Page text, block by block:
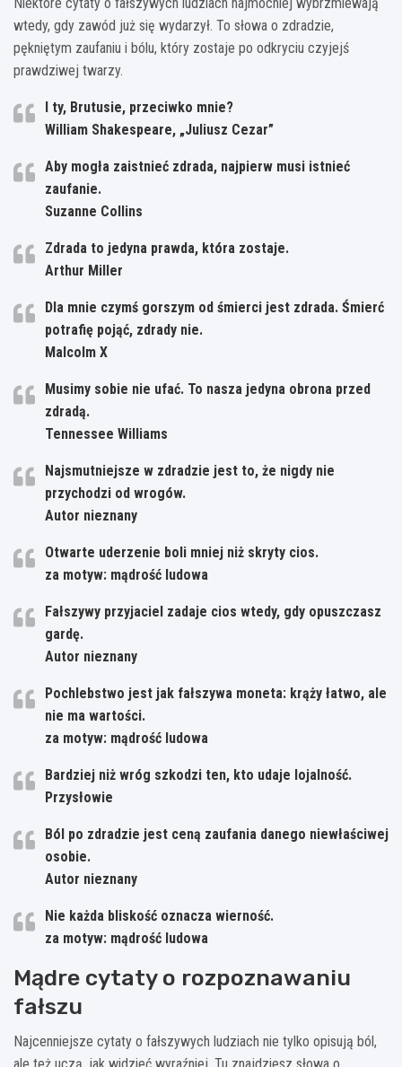
wtedy, gdy zawód już się wydarzył. To słowa o zdradzie,
pękniętym zaufaniu i bólu, który zostaje po odkryciu czyjejś
prawdziwej twarzy.
I ty, Brutusie, przeciwko mnie?
William Shakespeare, „Juliusz Cezar”
Aby mogła zaistnieć zdrada, najpierw musi istnieć
zaufanie.
Suzanne Collins
Zdrada to jedyna prawda, która zostaje.
Arthur Miller
Dla mnie czymś gorszym od śmierci jest zdrada. Śmierć
potrafię pojąć, zdrady nie.
Malcolm X
Musimy sobie nie ufać. To nasza jedyna obrona przed
zdradą.
Tennessee Williams
Najsmutniejsze w zdradzie jest to, że nigdy nie
przychodzi od wrogów.
Autor nieznany
Otwarte uderzenie boli mniej niż skryty cios.
za motyw: mądrość ludowa
Fałszywy przyjaciel zadaje cios wtedy, gdy opuszczasz
gardę.
Autor nieznany
Pochlebstwo jest jak fałszywa moneta: krąży łatwo, ale
nie ma wartości.
za motyw: mądrość ludowa
Bardziej niż wróg szkodzi ten, kto udaje lojalność.
Przysłowie
Ból po zdradzie jest ceną zaufania danego niewłaściwej
osobie.
Autor nieznany
Nie każda bliskość oznacza wierność.
za motyw: mądrość ludowa
Mądre cytaty o rozpoznawaniu
fałszu
Najcenniejsze cytaty o fałszywych ludziach nie tylko opisują ból,
ale też uczą, jak widzieć wyraźniej. Tu znajdziesz słowa o